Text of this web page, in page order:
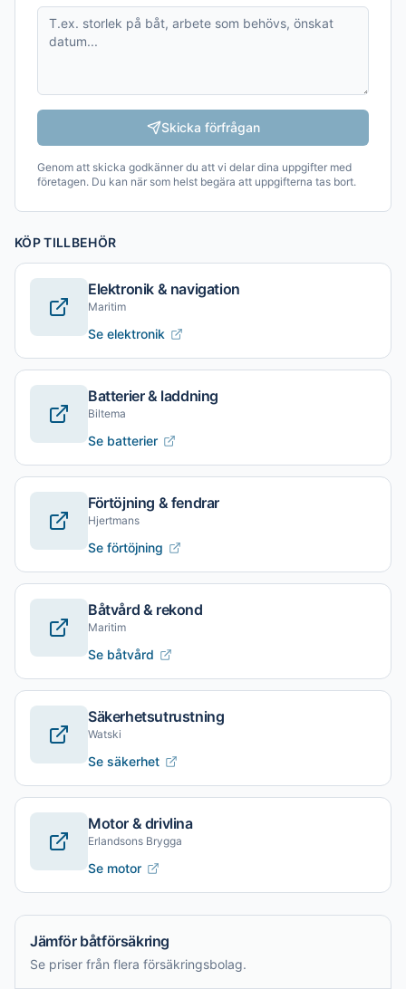
Skicka förfrågan
Genom att skicka godkänner du att vi delar dina uppgifter med
företagen. Du kan när som helst begära att uppgifterna tas bort.
KÖP TILLBEHÖR
Elektronik & navigation
Maritim
Se elektronik
Batterier & laddning
Biltema
Se batterier
Förtöjning & fendrar
Hjertmans
Se förtöjning
Båtvård & rekond
Maritim
Se båtvård
Säkerhetsutrustning
Watski
Se säkerhet
Motor & drivlina
Erlandsons Brygga
Se motor
Jämför båtförsäkring
Se priser från flera försäkringsbolag.